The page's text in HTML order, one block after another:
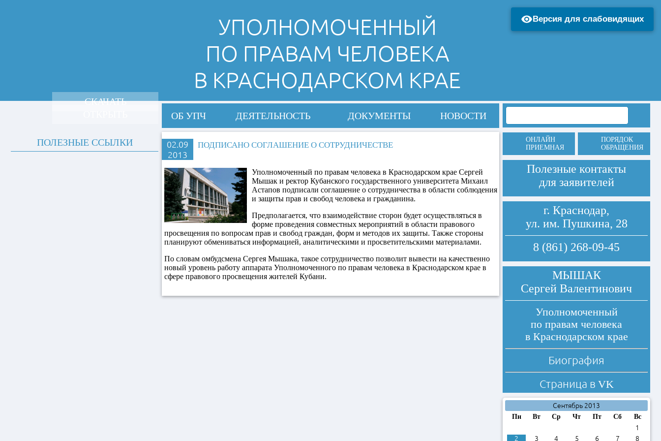
УПОЛНОМОЧЕННЫЙ
ПО ПРАВАМ ЧЕЛОВЕКА
В КРАСНОДАРСКОМ КРАЕ
ОБ УПЧ ДЕЯТЕЛЬНОСТЬ ДОКУМЕНТЫ НОВОСТИ
02.09
2013
ПОДПИСАНО СОГЛАШЕНИЕ О СОТРУДНИЧЕСТВЕ
Уполномоченный по правам человека в Краснодарском крае Сергей
Мышак и ректор Кубанского государственного университета Михаил
Астапов подписали соглашение о сотрудничества в области соблюдения
и защиты прав и свобод человека и гражданина.
Предполагается, что взаимодействие сторон будет осуществляться в
форме проведения совместных мероприятий в области правового
просвещения по вопросам прав и свобод граждан, форм и методов их защиты. Также стороны
планируют обмениваться информацией, аналитическими и просветительскими материалами.
По словам омбудсмена Сергея Мышака, такое сотрудничество позволит вывести на качественно
новый уровень работу аппарата Уполномоченного по правам человека в Краснодарском крае в
сфере правового просвещения жителей Кубани.
СКАЧАТЬ
ПОЛЕЗНЫЕ ССЫЛКИ
ОНЛАЙН
ПРИЕМНАЯ
ПОРЯДОК
ОБРАЩЕНИЯ
Полезные контакты
для заявителей
г. Краснодар,
ул. им. Пушкина, 28
8 (861) 268-09-45
МЫШАК
Сергей Валентинович
Уполномоченный
по правам человека
в Краснодарском крае
Биография
Страница в VK
Сентябрь 2013
Пн Вт Ср Чт Пт Сб Вс
1
2
3 4 5 6 7 8
Версия для слабовидящих